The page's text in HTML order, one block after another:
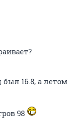
16.8, а летом
98